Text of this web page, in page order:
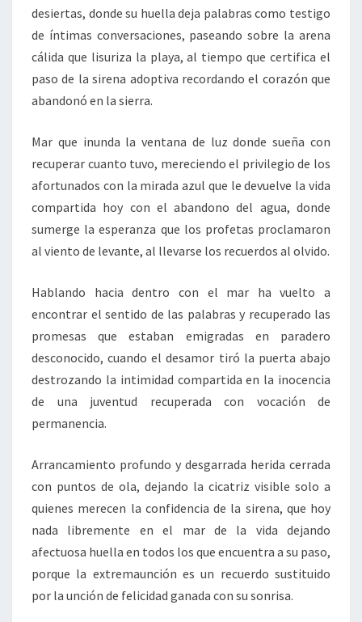
desiertas, donde su huella deja palabras como testigo
de íntimas conversaciones, paseando sobre la arena
cálida que lisuriza la playa, al tiempo que certifica el
paso de la sirena adoptiva recordando el corazón que
abandonó en la sierra.
Mar que inunda la ventana de luz donde sueña con
recuperar cuanto tuvo, mereciendo el privilegio de los
afortunados con la mirada azul que le devuelve la vida
compartida hoy con el abandono del agua, donde
sumerge la esperanza que los profetas proclamaron
al viento de levante, al llevarse los recuerdos al olvido.
Hablando hacia dentro con el mar ha vuelto a
encontrar el sentido de las palabras y recuperado las
promesas que estaban emigradas en paradero
desconocido, cuando el desamor tiró la puerta abajo
destrozando la intimidad compartida en la inocencia
de una juventud recuperada con vocación de
permanencia.
Arrancamiento profundo y desgarrada herida cerrada
con puntos de ola, dejando la cicatriz visible solo a
quienes merecen la confidencia de la sirena, que hoy
nada libremente en el mar de la vida dejando
afectuosa huella en todos los que encuentra a su paso,
porque la extremaunción es un recuerdo sustituido
por la unción de felicidad ganada con su sonrisa.